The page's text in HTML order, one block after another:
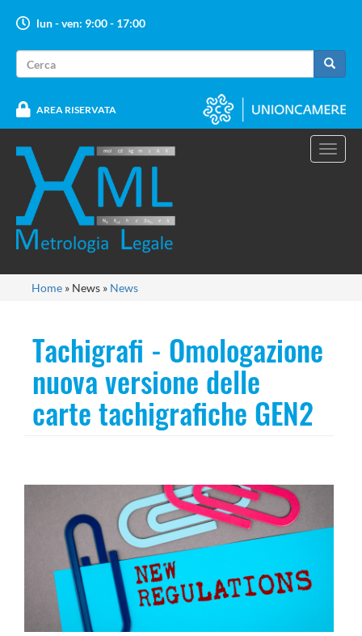
principale
lun - ven: 9:00 - 17:00
Form
di
ricerca
AREA RISERVATA
Tu
qui
Home » News » News
Tachigrafi - Omologazione
nuova versione delle
carte tachigrafiche GEN2